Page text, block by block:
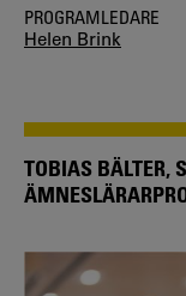
PROGRAMLEDARE
Helen Brink
TOBIAS BÄLTER,